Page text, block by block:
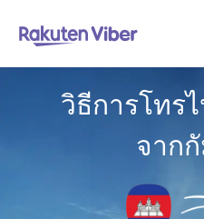
วิธีการโทร
จาก